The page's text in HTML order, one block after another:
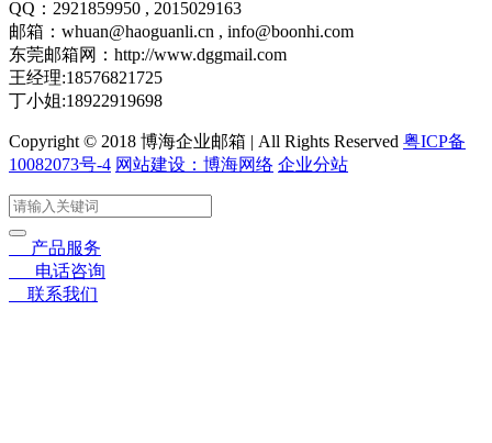
QQ：2921859950 , 2015029163
邮箱：whuan@haoguanli.cn , info@boonhi.com
东莞邮箱网：http://www.dggmail.com
王经理:18576821725
丁小姐:18922919698
Copyright © 2018 博海企业邮箱 | All Rights Reserved 粤ICP备
10082073号-4 网站建设：博海网络 企业分站
产品服务
电话咨询
联系我们